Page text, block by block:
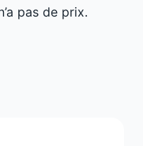
pas de prix.